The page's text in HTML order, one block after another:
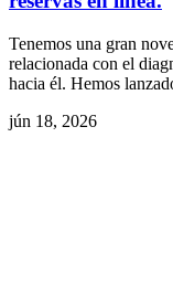
Tenemos una gran
relacionada con el
hacia él. Hemos
jún 18, 2026